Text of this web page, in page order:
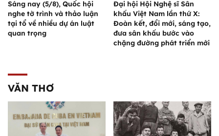
Sáng nay (5/8), Quốc hội
nghe tờ trình và thảo luận
tại tổ về nhiều dự án luật
quan trọng
Đại hội Hội Nghệ sĩ Sân
khấu Việt Nam lần thứ X:
Đoàn kết, đổi mới, sáng tạo,
đưa sân khấu bước vào
chặng đường phát triển mới
VĂN THƠ